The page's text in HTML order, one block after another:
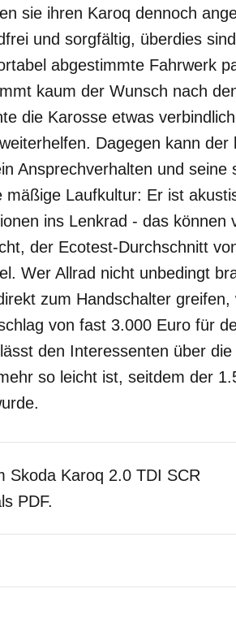
sie ihren Karoq dennoch
und sorgfältig, überdies
abgestimmte Fahrwerk
kaum der Wunsch nach
die Karosse etwas
Dagegen kann der
Ansprechverhalten und seine
Laufkultur: Er ist
ins Lenkrad - das können
der Ecotest-Durchschnitt
Wer Allrad nicht unbedingt
zum Handschalter greifen,
von fast 3.000 Euro für
den Interessenten über
so leicht ist, seitdem der
Skoda Karoq 2.0 TDI SCR
PDF.